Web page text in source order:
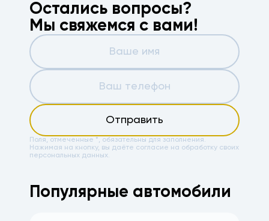
Остались вопросы?
Мы свяжемся с вами!
Отправить
Поля, отмеченные *, обязательны для заполнения.
Нажимая на кнопку, вы даёте согласие на обработку своих
персональных данных.
Популярные автомобили